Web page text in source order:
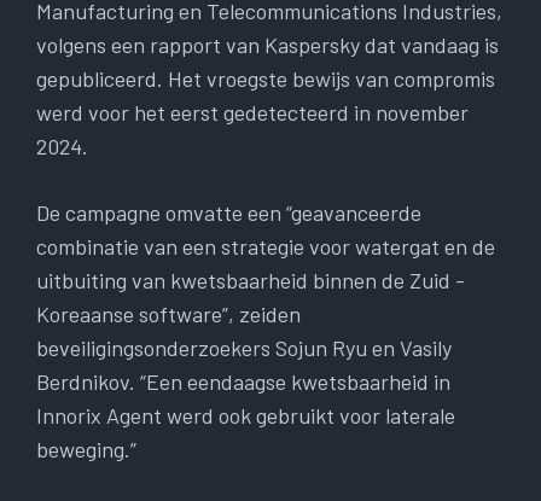
Manufacturing en Telecommunications Industries,
volgens een rapport van Kaspersky dat vandaag is
gepubliceerd. Het vroegste bewijs van compromis
werd voor het eerst gedetecteerd in november
2024.
De campagne omvatte een “geavanceerde
combinatie van een strategie voor watergat en de
uitbuiting van kwetsbaarheid binnen de Zuid -
Koreaanse software”, zeiden
beveiligingsonderzoekers Sojun Ryu en Vasily
Berdnikov. “Een eendaagse kwetsbaarheid in
Innorix Agent werd ook gebruikt voor laterale
beweging.”